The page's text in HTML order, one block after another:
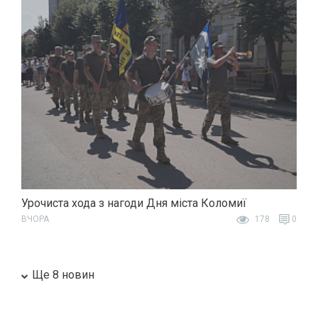
Урочиста хода з нагоди Дня міста Коломиї
ВЧОРА 178 0
Ще 8 новин